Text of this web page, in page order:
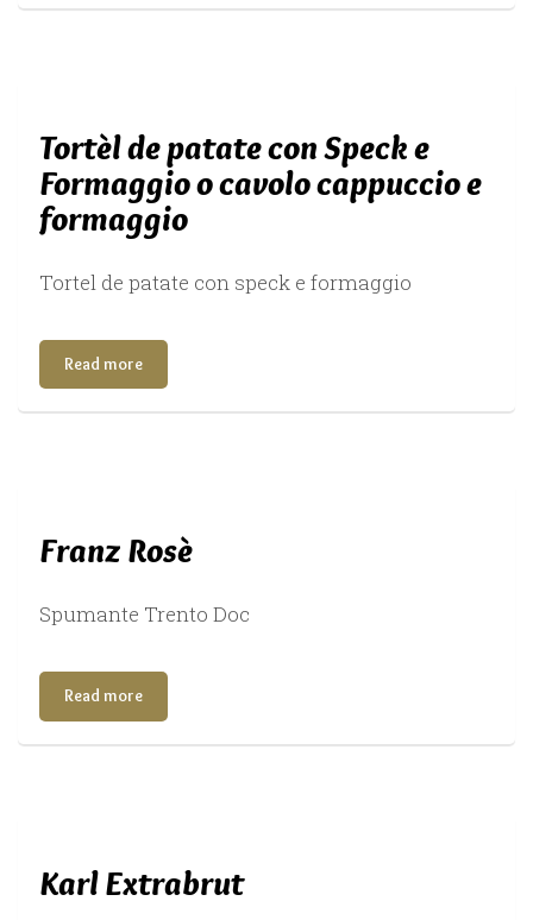
Tortèl de patate con Speck e
Formaggio o cavolo cappuccio e
formaggio
Tortel de patate con speck e formaggio
Read more
Franz Rosè
Spumante Trento Doc
Read more
Karl Extrabrut